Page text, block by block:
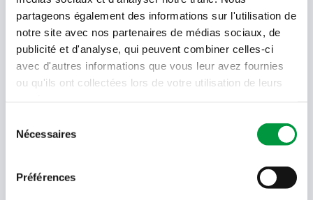
partageons également des informations sur l'utilisation de
notre site avec nos partenaires de médias sociaux, de
publicité et d'analyse, qui peuvent combiner celles-ci
avec d'autres informations que vous leur avez fournies
ou qu'ils ont collectées lors de votre utilisation de leurs
Nécessaires
Préférences
avant-première ! Recevez-les dans votre boîte de
réception !
Votre
adresse
email
Saisissez les caractères présents